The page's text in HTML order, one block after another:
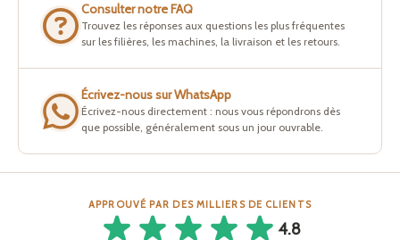
Consulter notre FAQ
Trouvez les réponses aux questions les plus fréquentes
sur les filières, les machines, la livraison et les retours.
Écrivez-nous sur WhatsApp
Écrivez-nous directement : nous vous répondrons dès
que possible, généralement sous un jour ouvrable.
APPROUVÉ PAR DES MILLIERS DE CLIENTS
4.8